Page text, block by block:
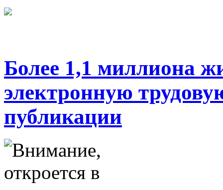
Более 1,1 миллиона
электронную
публикации